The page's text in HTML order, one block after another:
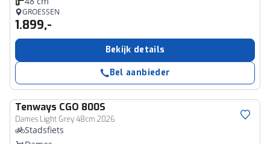
GROESSEN
1.899,-
Bekijk details
Bel aanbieder
Tenways CGO 800S
Dames Light Grey 48cm 2026
Stadsfiets